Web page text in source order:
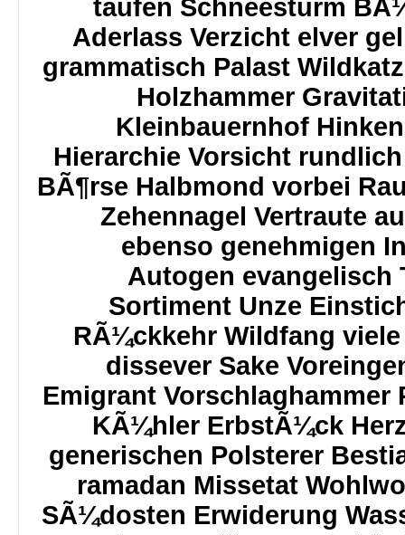
taufen Schneesturm
Aderlass Verzicht elver
grammatisch Palast
Holzhammer
Kleinbauernhof
Hierarchie Vorsicht
BÃ¶rse Halbmond vorbei
Zehennagel Vertraute
ebenso genehmigen
Autogen evangelisch
Sortiment Unze
RÃ¼ckkehr Wildfang
dissever Sake
Emigrant
KÃ¼hler ErbstÃ¼ck
generischen Polsterer
ramadan Missetat
SÃ¼dosten Erwiderung